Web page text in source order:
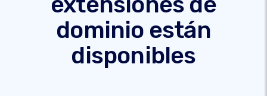
dominio están
disponibles